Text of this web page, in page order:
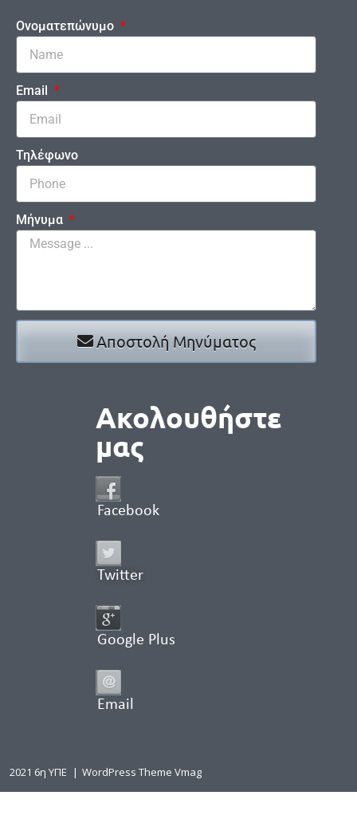
Ονοματεπώνυμο
Email
Τηλέφωνο
Μήνυμα
Αποστολή Μηνύματος
Ακολουθήστε
μας
Facebook
Twitter
Google Plus
Email
2021 6η ΥΠΕ | WordPress Theme Vmag